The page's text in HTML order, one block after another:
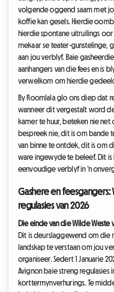
volgende oggend saam met
koffie kan gesels. Hierdie
hierdie spontane uitruilings
mekaar se teater-gunstelinge,
aan jou verblyf. Baie
aanhangers van die fees en is
verwelkom om hierdie
By Roomlala glo ons diep dat
wanneer dit vergestalt word
kamer te huur, beteken nie
bespreek nie, dit is om bande
van binne te ontdek, dit is om
ware ingewyde te beleef. Dit
eenvoudige verblyf in 'n
Gashere en feesgangers:
regulasies van 2026
Die einde van die Wilde
Dit is deurslaggewend om
landskap te verstaan om jou
organiseer. Sedert 1 Januarie
Avignon baie streng regulasies
korttermynverhurings. Te